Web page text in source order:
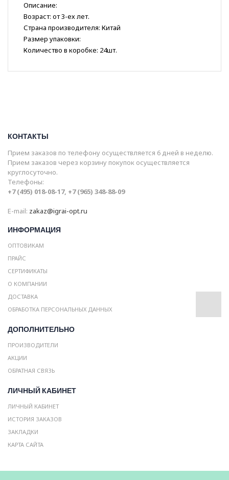
Описание:
Возраст: от 3-ех лет.
Страна производителя: Китай
Размер упаковки:
Количество в коробке: 24шт.
КОНТАКТЫ
Прием заказов по телефону осуществляется 6 дней в неделю.
Прием заказов через корзину покупок осуществляется
круглосуточно.
Телефоны:
+7 (495) 018-08-17, +7 (965) 348-88-09
E-mail: zakaz@igrai-opt.ru
ИНФОРМАЦИЯ
ОПТОВИКАМ
ПРАЙС
СЕРТИФИКАТЫ
О КОМПАНИИ
ДОСТАВКА
ОБРАБОТКА ПЕРСОНАЛЬНЫХ ДАННЫХ
ДОПОЛНИТЕЛЬНО
ПРОИЗВОДИТЕЛИ
АКЦИИ
ОБРАТНАЯ СВЯЗЬ
ЛИЧНЫЙ КАБИНЕТ
ЛИЧНЫЙ КАБИНЕТ
ИСТОРИЯ ЗАКАЗОВ
ЗАКЛАДКИ
КАРТА САЙТА